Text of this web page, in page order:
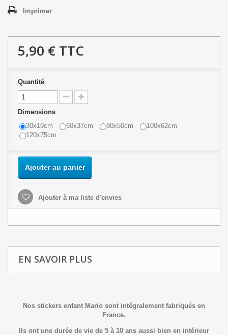
Imprimer
5,90 € TTC
Quantité
Dimensions
30x19cm
60x37cm 80x50cm
100x62cm
120x75cm
Ajouter au panier
Ajouter à ma liste d'envies
EN SAVOIR PLUS
Nos stickers enfant Mario sont intégralement fabriqués en
France.
Ils ont une durée de vie de 5 à 10 ans aussi bien en intérieur